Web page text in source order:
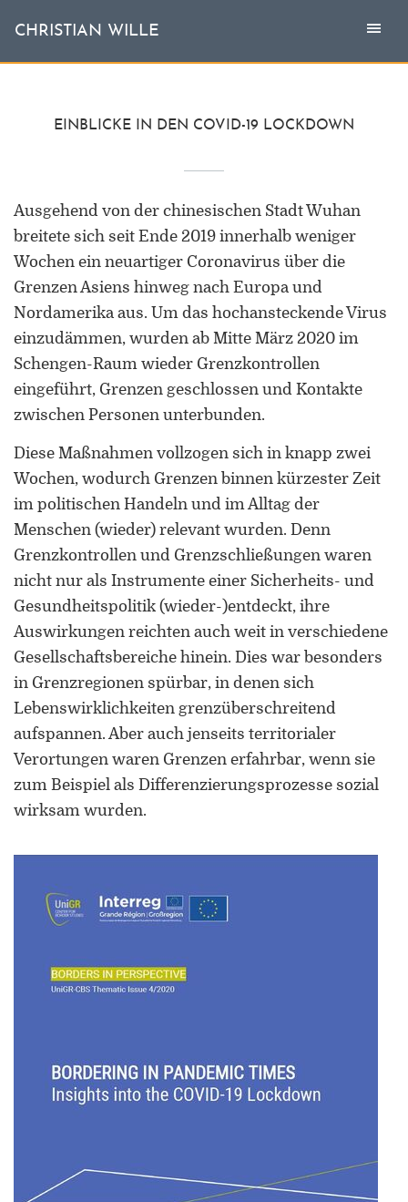
CHRISTIAN WILLE
Toggle
Aktuell
Themen
L'invité
Publikationen
ORCID 0000-0002-5402-3860
Grenzforschung an der Universität
Luxemburg
Leiter des Interdisziplinären
Kompetenzzentrums „UniGR-Center
for Border Studies“
Stv. Leiter des trinationalen Master in
Border Studies
Gründungsmitglied der
Arbeitsgruppen „Cultural Border
(UniGR-CBS) und „LABOR SwissLux“
Mitherausgeber der Buchreihe
Forschungsaufenthalte an der
Universität Flensburg, Viadrina
CHRISTIAN WILLE
EINBLICKE IN DEN COVID-19 LOCKDOWN
Ausgehend von der chinesischen Stadt Wuhan
breitete sich seit Ende 2019 innerhalb weniger
Wochen ein neuartiger Coronavirus über die
Grenzen Asiens hinweg nach Europa und
Nordamerika aus. Um das hochansteckende Virus
einzudämmen, wurden ab Mitte März 2020 im
Schengen-Raum wieder Grenzkontrollen
eingeführt, Grenzen geschlossen und Kontakte
zwischen Personen unterbunden.
Diese Maßnahmen vollzogen sich in knapp zwei
Wochen, wodurch Grenzen binnen kürzester Zeit
im politischen Handeln und im Alltag der
Menschen (wieder) relevant wurden. Denn
Grenzkontrollen und Grenzschließungen waren
nicht nur als Instrumente einer Sicherheits- und
Gesundheitspolitik (wieder-)entdeckt, ihre
Auswirkungen reichten auch weit in verschiedene
Gesellschaftsbereiche hinein. Dies war besonders
in Grenzregionen spürbar, in denen sich
Lebenswirklichkeiten grenzüberschreitend
aufspannen. Aber auch jenseits territorialer
Verortungen waren Grenzen erfahrbar, wenn sie
zum Beispiel als Differenzierungsprozesse sozial
wirksam wurden.